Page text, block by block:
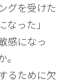
グを受けた
った」
感になっ
るために欠